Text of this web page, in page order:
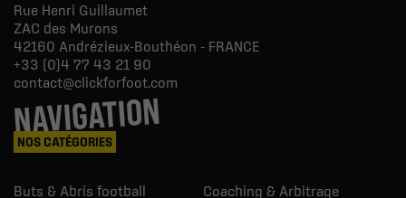
Rue Henri Guillaumet
ZAC des Murons
42160 Andrézieux-Bouthéon - FRANCE
+33 (0)4 77 43 21 90
contact@clickforfoot.com
NAVIGATION
NOS CATÉGORIES
Buts & Abris football
Coaching & Arbitrage